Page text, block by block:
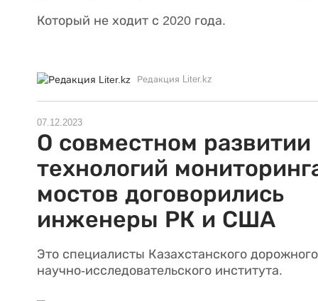
Который не ходит с 2020 года.
Редакция Liter.kz
07.12.2023
О совместном развитии
технологий
мостов договорились
инженеры РК и США
Это специалисты Казахстанского дорожного
научно-исследовательского института.